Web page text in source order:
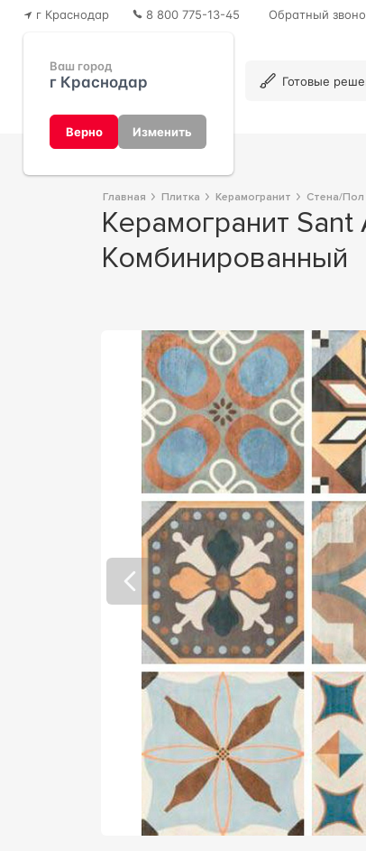
г Краснодар
Ваш город
г Краснодар
Верно Изменить
8 800 775-13-45 Обратный
Готовые
Главная Плитка Керамогранит Стена/Пол
Керамогранит Sant Agostino Patchwork Colors Mix 9 видов 20x20
Комбинированный